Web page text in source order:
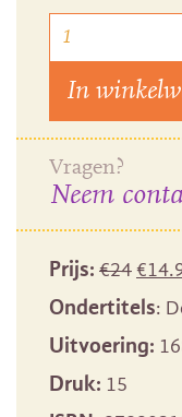
In
Vragen?
Neem
Prijs: €24
prijs
was:
€24.
€
Ondertitels:
Uitvoering:
Druk: 15